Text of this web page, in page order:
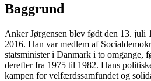
Baggrund
Anker Jørgensen blev født den 13. juli
2016. Han var medlem af
statsminister i Danmark i to omgange,
derefter fra 1975 til 1982. Hans
kampen for velfærdssamfundet og